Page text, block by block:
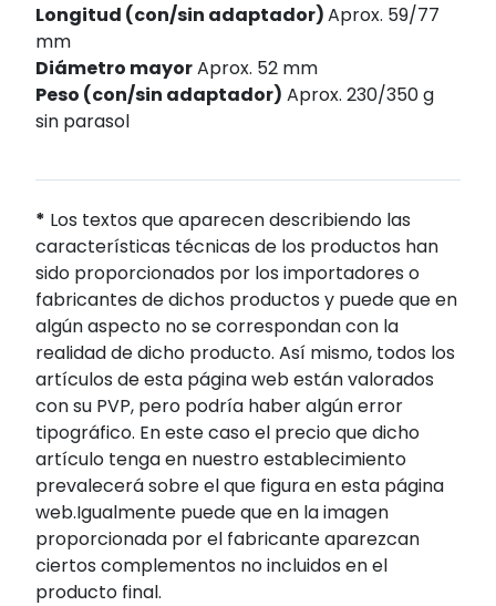
Longitud (con/sin adaptador)Aprox. 59/77
mm
Diámetro mayorAprox. 52 mm
Peso (con/sin adaptador) Aprox. 230/350 g
sin parasol
* Los textos que aparecen describiendo las
características técnicas de los productos han
sido proporcionados por los importadores o
fabricantes de dichos productos y puede que en
algún aspecto no se correspondan con la
realidad de dicho producto. Así mismo, todos los
artículos de esta página web están valorados
con su PVP, pero podría haber algún error
tipográfico. En este caso el precio que dicho
artículo tenga en nuestro establecimiento
prevalecerá sobre el que figura en esta página
web.Igualmente puede que en la imagen
proporcionada por el fabricante aparezcan
ciertos complementos no incluidos en el
producto final.